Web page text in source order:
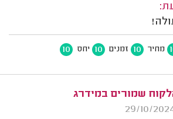
מחיר 10 זמנים 10 יחס 10
שמורים במידרג